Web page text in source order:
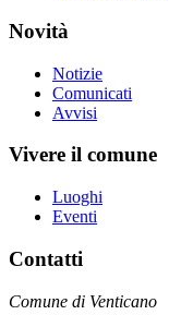
Novità
Notizie
Comunicati
Avvisi
Vivere il comune
Luoghi
Eventi
Contatti
Comune di Venticano